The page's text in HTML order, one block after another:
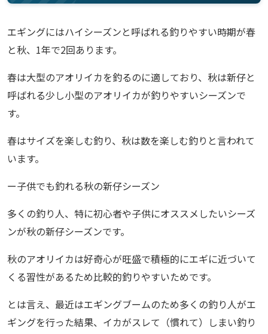
エギングにはハイシーズンと呼ばれる釣りやすい時期が春
と秋、1年で2回あります。
春は大型のアオリイカを釣るのに適しており、秋は新仔と
呼ばれる少し小型のアオリイカが釣りやすいシーズンで
す。
春はサイズを楽しむ釣り、秋は数を楽しむ釣りと言われて
います。
ー子供でも釣れる秋の新仔シーズン
多くの釣り人、特に初心者や子供にオススメしたいシーズ
ンが秋の新仔シーズンです。
秋のアオリイカは好奇心が旺盛で積極的にエギに近づいて
くる習性があるため比較的釣りやすいためです。
とは言え、最近はエギングブームのため多くの釣り人がエ
ギングを行った結果、イカがスレて（慣れて）しまい釣り